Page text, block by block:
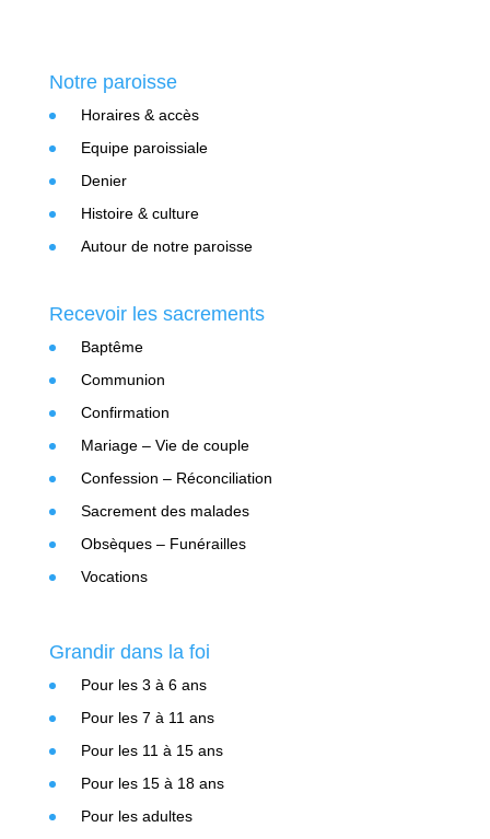
Notre paroisse
Horaires & accès
Equipe paroissiale
Denier
Histoire & culture
Autour de notre paroisse
Recevoir les sacrements
Baptême
Communion
Confirmation
Mariage – Vie de couple
Confession – Réconciliation
Sacrement des malades
Obsèques – Funérailles
Vocations
Grandir dans la foi
Pour les 3 à 6 ans
Pour les 7 à 11 ans
Pour les 11 à 15 ans
Pour les 15 à 18 ans
Pour les adultes